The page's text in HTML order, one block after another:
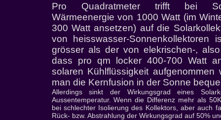
Pro Quadratmeter trifft bei
Wärmeenergie von 1000 Watt (im
300 Watt ansetzen) auf die
von heisswasser-Sonnenkollektoren
grösser als der von elekrischen-,
dass pro qm locker 400-700 Watt
solaren Kühlflüssigkeit
man die Kernfusion in der Sonne
Allerdings sinkt der Wirkungsgrad eines
Aussentemperatur. Wenn die Differenz mehr als
bei schlechter Isolierung des Kollektors, aber auch
Rück- bzw. Abstrahlung der Wirkungsgrad auf 50%